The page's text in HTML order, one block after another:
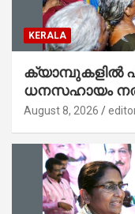
KERALA
ക്യാമ്പുകളിൽ
ധനസഹായം
അനിൽകുമാർ
August 8, 2026